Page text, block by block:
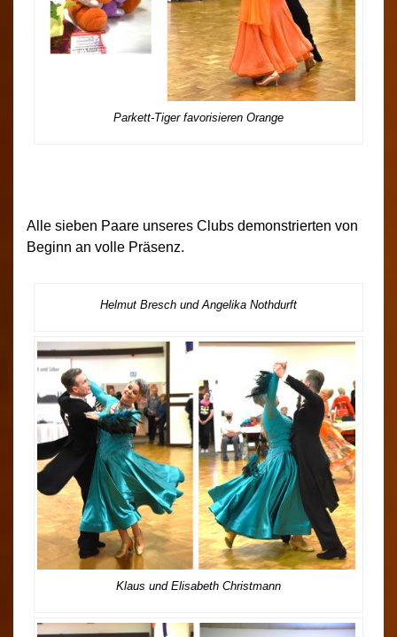
Parkett-Tiger favorisieren Orange
Alle sieben Paare unseres Clubs demonstrierten von
Beginn an volle Präsenz.
Helmut Bresch und Angelika Nothdurft
Klaus und Elisabeth Christmann